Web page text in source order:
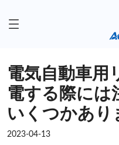
電気自動車用
電する際には
いくつかあり
2023-04-13